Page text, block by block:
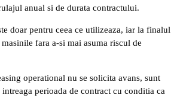
anual si de durata contractului.
doar pentru ceea ce utilizeaza, iar la finalul
fara a-si mai asuma riscul de
operational nu se solicita avans, sunt
perioada de contract cu conditia ca